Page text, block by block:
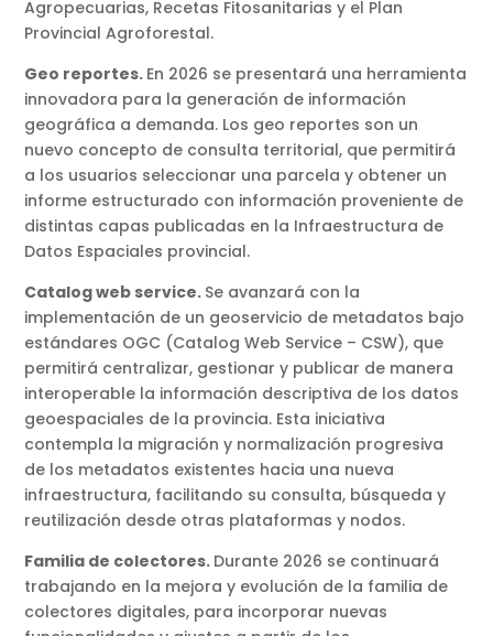
Agropecuarias, Recetas Fitosanitarias y el Plan
Provincial Agroforestal.
Geo reportes. En 2026 se presentará una herramienta
innovadora para la generación de información
geográfica a demanda. Los geo reportes son un
nuevo concepto de consulta territorial, que permitirá
a los usuarios seleccionar una parcela y obtener un
informe estructurado con información proveniente de
distintas capas publicadas en la Infraestructura de
Datos Espaciales provincial.
Catalog web service. Se avanzará con la
implementación de un geoservicio de metadatos bajo
estándares OGC (Catalog Web Service – CSW), que
permitirá centralizar, gestionar y publicar de manera
interoperable la información descriptiva de los datos
geoespaciales de la provincia. Esta iniciativa
contempla la migración y normalización progresiva
de los metadatos existentes hacia una nueva
infraestructura, facilitando su consulta, búsqueda y
reutilización desde otras plataformas y nodos.
Familia de colectores. Durante 2026 se continuará
trabajando en la mejora y evolución de la familia de
colectores digitales, para incorporar nuevas